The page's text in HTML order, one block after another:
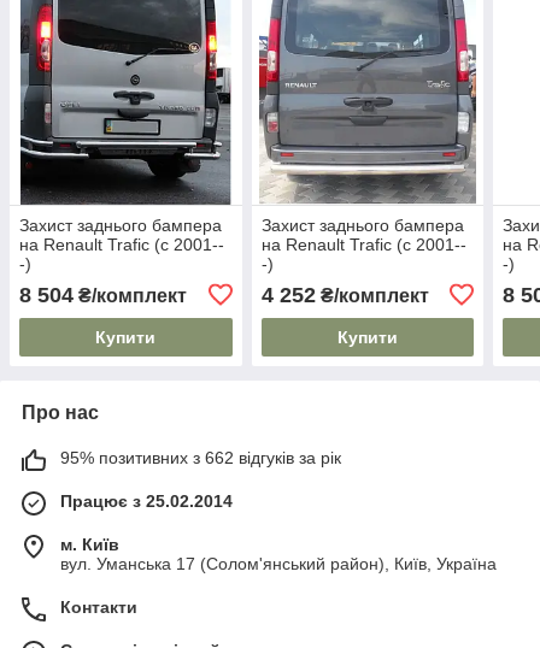
Захист заднього бампера
на Renault Trafic (c 2001--
-)
8 504 ₴/комплект
Купити
Захист заднього бампера
на Renault Trafic (c 2001--
-)
4 252₴/комплект
Купити
на
-)
8
Про нас
95% позитивних з 662 відгуків за рік
Працює з 25.02.2014
м. Київ
вул. Уманська 17 (Солом'янський район), Київ, Україна
Контакти